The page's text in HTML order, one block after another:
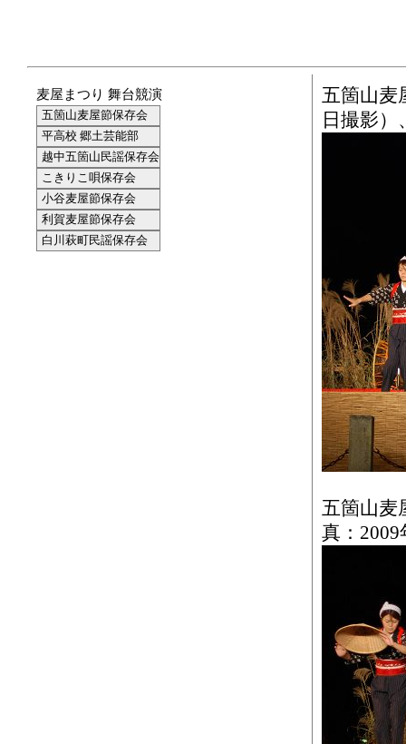
五箇山麦
日撮影）
五箇山麦
真：2009
麦屋まつり 舞台競演
五箇山麦屋節保存会
平高校 郷土芸能部
越中五箇山民謡保存会
こきりこ唄保存会
小谷麦屋節保存会
利賀麦屋節保存会
白川萩町民謡保存会